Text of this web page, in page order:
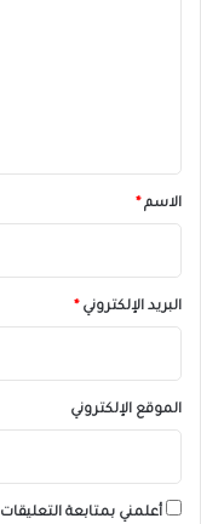
*الاسم *
البريد الإلكتروني *
الموقع الإلكتروني
أعلمني بمتابعة